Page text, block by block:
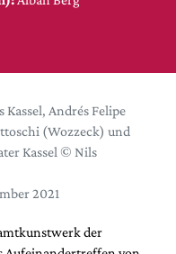
Kassel, Andrés Felipe
(Wozzeck) und
Kassel © Nils
2021
der